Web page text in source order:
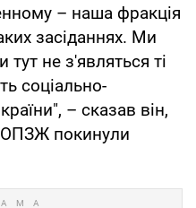
– наша фракція
засіданнях. Ми
не з'являться ті
соціально-
– сказав він,
ОПЗЖ покинули